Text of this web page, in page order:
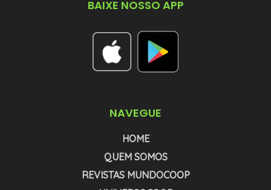
BAIXE NOSSO APP
NAVEGUE
HOME
QUEM SOMOS
REVISTAS MUNDOCOOP